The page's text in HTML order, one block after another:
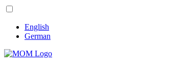
English
German